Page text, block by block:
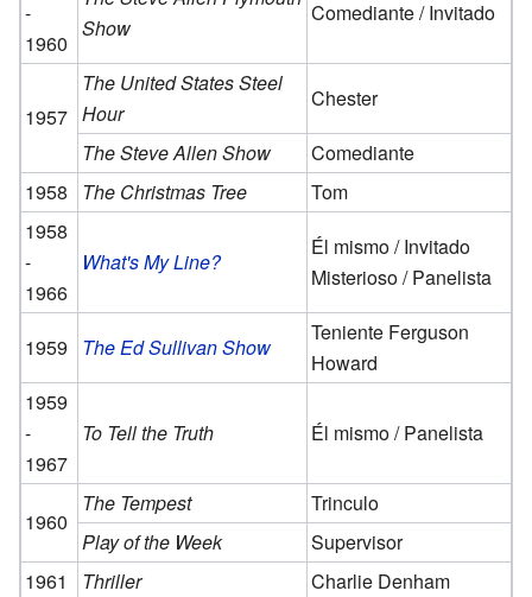
-
1960
Show
Comediante / Invitado
1957
The United States Steel
Hour
Chester
The Steve Allen Show
Comediante
1958
The Christmas Tree
Tom
1958
-
1966
What's My Line?
Él mismo / Invitado
Misterioso / Panelista
1959 The Ed Sullivan Show
Teniente Ferguson
Howard
1959
-
1967
To Tell the Truth Él mismo / Panelista
1960
The Tempest
Trinculo
Play of the Week
Supervisor
1961
Thriller
Charlie Denham